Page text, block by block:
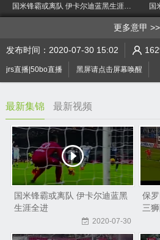
>
国米锋霸或离队 伊卡尔迪蓝黑生涯全进
更多意甲
发布时间：2020-07-30 15:02
jrs直播|50bo直播 黑屏请点击屏幕唤醒
最新集锦 最新视频
国米锋霸或离队 伊卡尔迪蓝黑
生涯全进
2020-07-30
保
三